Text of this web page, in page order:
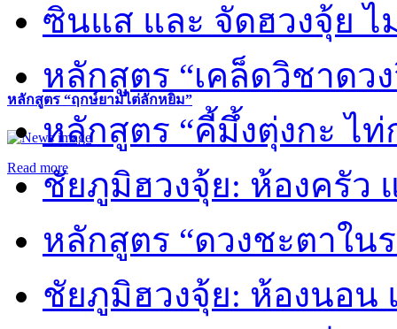
หลักสูตร “ฤกษ์ยามไต่ลักหยิ่ม”
Read more
ซินแส และ จัดฮวงจุ้ย ไ
หลักสูตร “เคล็ดวิชาดว
หลักสูตร “คี้มึ้งตุ่งกะ ไ
ชัยภูมิฮวงจุ้ย: ห้องครัว
หลักสูตร “ดวงชะตาใน
ชัยภูมิฮวงจุ้ย: ห้องนอน